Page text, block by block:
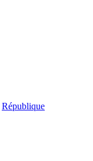
République